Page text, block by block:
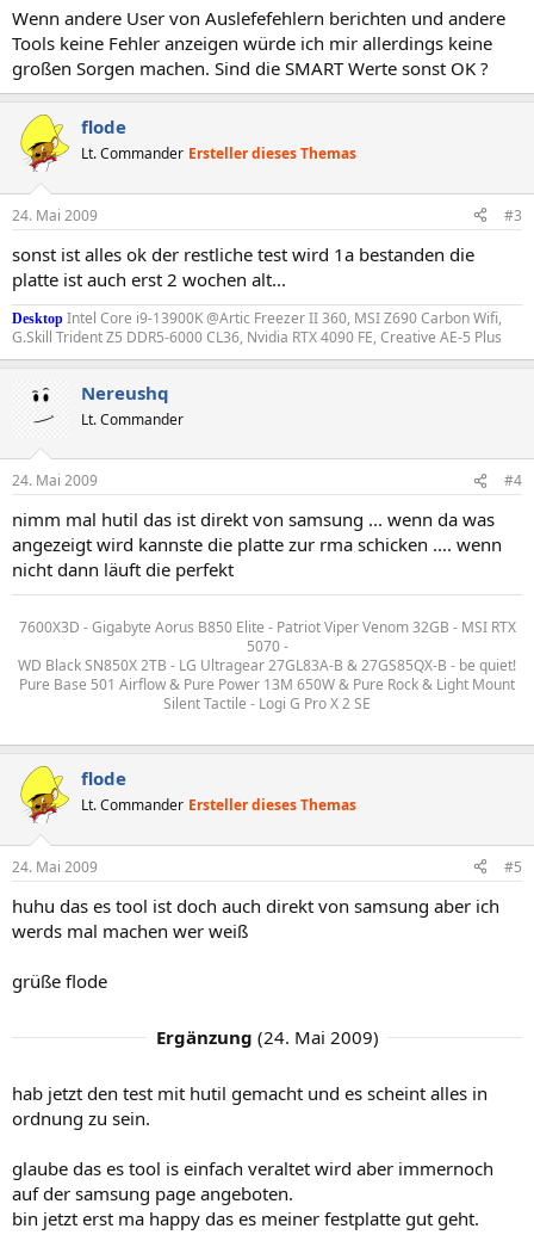
Wenn andere User von Auslefefehlern berichten und andere
Tools keine Fehler anzeigen würde ich mir allerdings keine
großen Sorgen machen. Sind die SMART Werte sonst OK ?
flode
Lt. Commander Ersteller dieses Themas
24. Mai 2009 #3
sonst ist alles ok der restliche test wird 1a bestanden die
platte ist auch erst 2 wochen alt...
Desktop Intel Core i9-13900K @Artic Freezer II 360, MSI Z690 Carbon Wifi,
G.Skill Trident Z5 DDR5-6000 CL36, Nvidia RTX 4090 FE, Creative AE-5 Plus
Nereushq
Lt. Commander
24. Mai 2009 #4
nimm mal hutil das ist direkt von samsung ... wenn da was
angezeigt wird kannste die platte zur rma schicken .... wenn
nicht dann läuft die perfekt
7600X3D - Gigabyte Aorus B850 Elite - Patriot Viper Venom 32GB - MSI RTX
5070 -
WD Black SN850X 2TB - LG Ultragear 27GL83A-B & 27GS85QX-B - be quiet!
Pure Base 501 Airflow & Pure Power 13M 650W & Pure Rock & Light Mount
Silent Tactile - Logi G Pro X 2 SE
flode
Lt. Commander Ersteller dieses Themas
24. Mai 2009 #5
huhu das es tool ist doch auch direkt von samsung aber ich
werds mal machen wer weiß
grüße flode
Ergänzung (24. Mai 2009)
hab jetzt den test mit hutil gemacht und es scheint alles in
ordnung zu sein.
glaube das es tool is einfach veraltet wird aber immernoch
auf der samsung page angeboten.
bin jetzt erst ma happy das es meiner festplatte gut geht.